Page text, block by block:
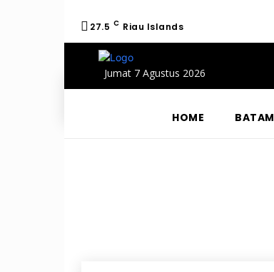
27.5 C Riau Islands
Jumat 7 Agustus 2026
HOME BATAM